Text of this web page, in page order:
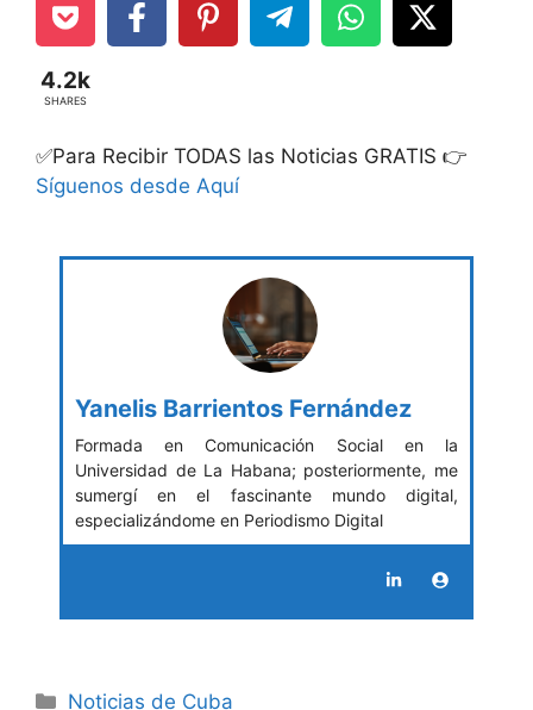
4.2k
SHARES
✅Para Recibir TODAS las Noticias GRATIS 👉
Síguenos desde Aquí
Yanelis Barrientos Fernández
Formada en Comunicación Social en la
Universidad de La Habana; posteriormente, me
sumergí en el fascinante mundo digital,
especializándome en Periodismo Digital
Categories
Noticias de Cuba